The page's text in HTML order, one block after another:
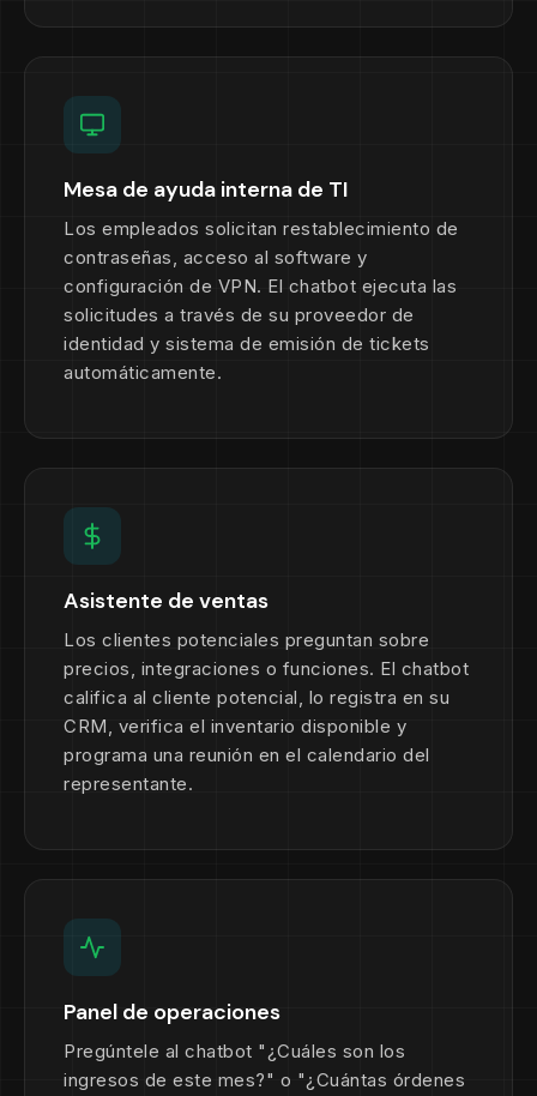
Mesa de ayuda interna de TI
Los empleados solicitan restablecimiento de
contraseñas, acceso al software y
configuración de VPN. El chatbot ejecuta las
solicitudes a través de su proveedor de
identidad y sistema de emisión de tickets
automáticamente.
Asistente de ventas
Los clientes potenciales preguntan sobre
precios, integraciones o funciones. El chatbot
califica al cliente potencial, lo registra en su
CRM, verifica el inventario disponible y
programa una reunión en el calendario del
representante.
Panel de operaciones
Pregúntele al chatbot "¿Cuáles son los
ingresos de este mes?" o "¿Cuántas órdenes